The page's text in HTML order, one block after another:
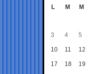
L M M
3 4 5
10 11 12
17 18 19